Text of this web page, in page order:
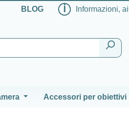
BLOG ℹ Informazioni,
Accessori per obiettivi